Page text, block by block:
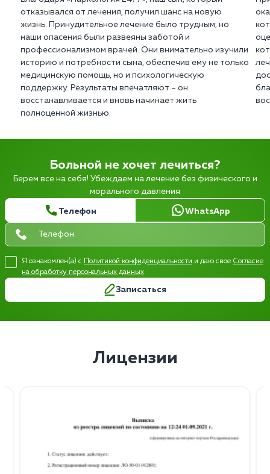
отказывался от лечения, получил шанс на новую
жизнь. Принудительное лечение было трудным, но
наши опасения были развеяны заботой и
профессионализмом врачей. Они внимательно изучили
историю и потребности сына, обеспечив ему не только
медицинскую помощь, но и психологическую
поддержку. Результаты впечатляют – он
восстанавливается и вновь начинает жить
полноценной жизнью.
Больной не хочет лечиться?
Берем все на себя! Убеждаем на лечение без физического и
морального давления
Телефон WhatsApp
Я ознакомлен(а) с Политикой конфиденциальности и даю свое Согласие
на обработку персональных данных
Записаться
Лицензии